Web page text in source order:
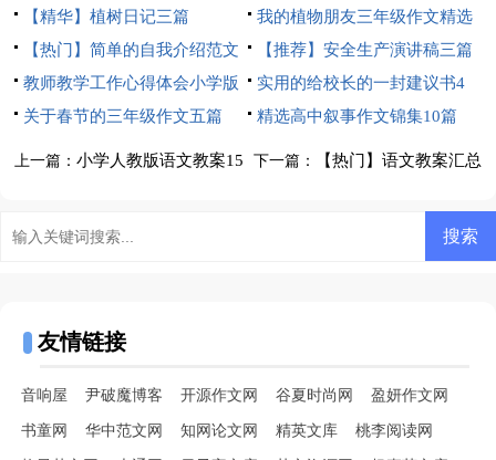
锦58条
【精华】植树日记三篇
我的植物朋友三年级作文精选
15篇
【热门】简单的自我介绍范文
4篇
【推荐】安全生产演讲稿三篇
教师教学工作心得体会小学版
实用的给校长的一封建议书4
篇
关于春节的三年级作文五篇 精选高中叙事作文锦集10篇
上一篇：小学人教版语文教案15
下一篇：
【热门】语文教案汇总
友情链接
音响屋 尹破魔博客 开源作文网 谷夏时尚网 盈妍作文网
书童网 华中范文网 知网论文网 精英文库 桃李阅读网